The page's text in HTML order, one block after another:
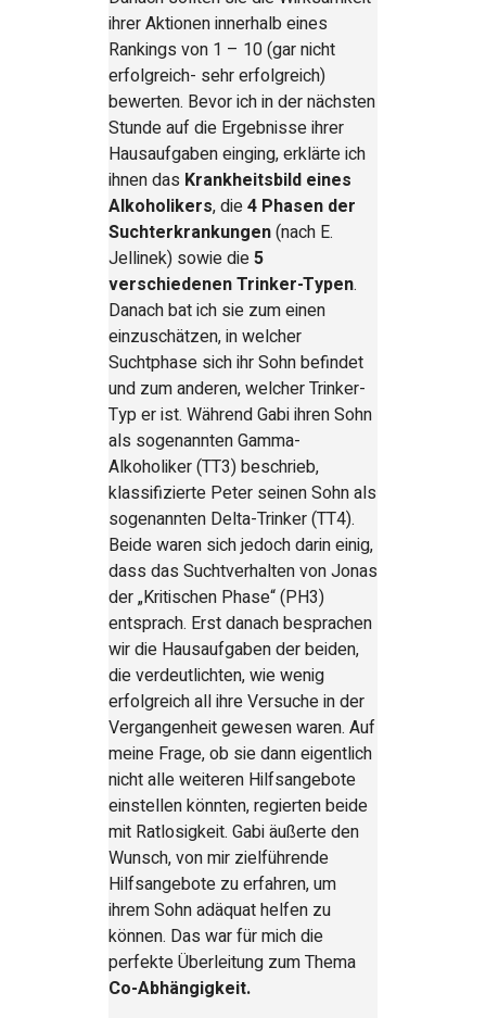
ihrer Aktionen innerhalb eines
Rankings von 1 – 10 (gar nicht
erfolgreich- sehr erfolgreich)
bewerten. Bevor ich in der nächsten
Stunde auf die Ergebnisse ihrer
Hausaufgaben einging, erklärte ich
ihnen das Krankheitsbild eines
Alkoholikers, die4 Phasen der
Suchterkrankungen(nach E.
Jellinek) sowie die5
verschiedenen Trinker-Typen.
Danach bat ich sie zum einen
einzuschätzen, in welcher
Suchtphase sich ihr Sohn befindet
und zum anderen, welcher Trinker-
Typ er ist. Während Gabi ihren Sohn
als sogenannten Gamma-
Alkoholiker (TT3) beschrieb,
klassifizierte Peter seinen Sohn als
sogenannten Delta-Trinker (TT4).
Beide waren sich jedoch darin einig,
dass das Suchtverhalten von Jonas
der „Kritischen Phase“ (PH3)
entsprach. Erst danach besprachen
wir die Hausaufgaben der beiden,
die verdeutlichten, wie wenig
erfolgreich all ihre Versuche in der
Vergangenheit gewesen waren. Auf
meine Frage, ob sie dann eigentlich
nicht alle weiteren Hilfsangebote
einstellen könnten, regierten beide
mit Ratlosigkeit. Gabi äußerte den
Wunsch, von mir zielführende
Hilfsangebote zu erfahren, um
ihrem Sohn adäquat helfen zu
können. Das war für mich die
perfekte Überleitung zum Thema
Co-Abhängigkeit.